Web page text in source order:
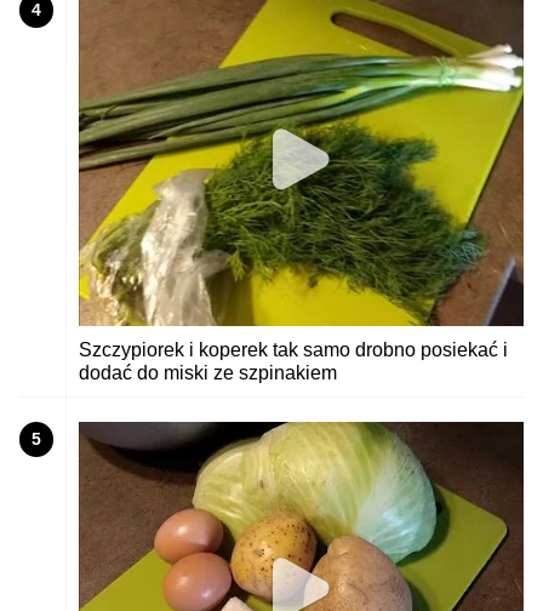
4
Szczypiorek i koperek tak samo drobno posiekać i
dodać do miski ze szpinakiem
5